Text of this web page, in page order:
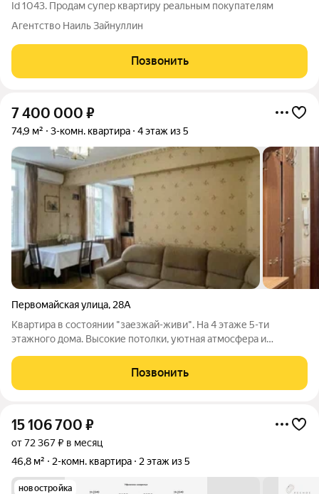
Id 1043. Продам супер квартиру реальным покупателям
Агентство Наиль Зайнуллин
Позвонить
7 400 000 ₽
74,9 м² 3-комн. квартира 4 этаж из 5
Первомайская улица, 28А
Квартира в состоянии "заезжай-живи". На 4 этаже 5-ти
этажного дома. Высокие потолки, уютная атмосфера и
кухня, кроме холодильника и посудомоечной машины.
Вместительный шкаф в прихожей,
Позвонить
15 106 700 ₽
от 72 367 ₽ в месяц
46,8 м²
2-комн. квартира 2 этаж из 5
новостройка